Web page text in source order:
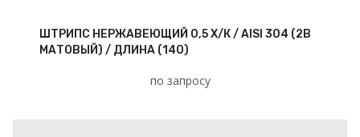
ШТРИПС НЕРЖАВЕЮЩИЙ 0,5 Х/К / AISI 304 (2В
МАТОВЫЙ) / ДЛИНА (140)
по запросу